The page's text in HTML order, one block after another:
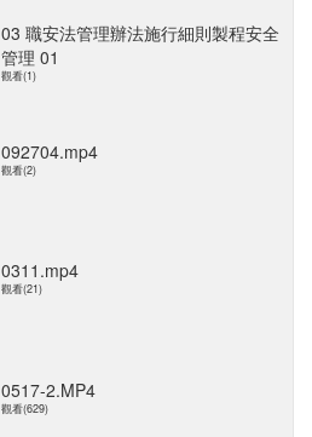
03 職安法管理辦法施行細則製程安全
管理 01
觀看(1)
092704.mp4
觀看(2)
0311.mp4
觀看(21)
0517-2.MP4
觀看(629)